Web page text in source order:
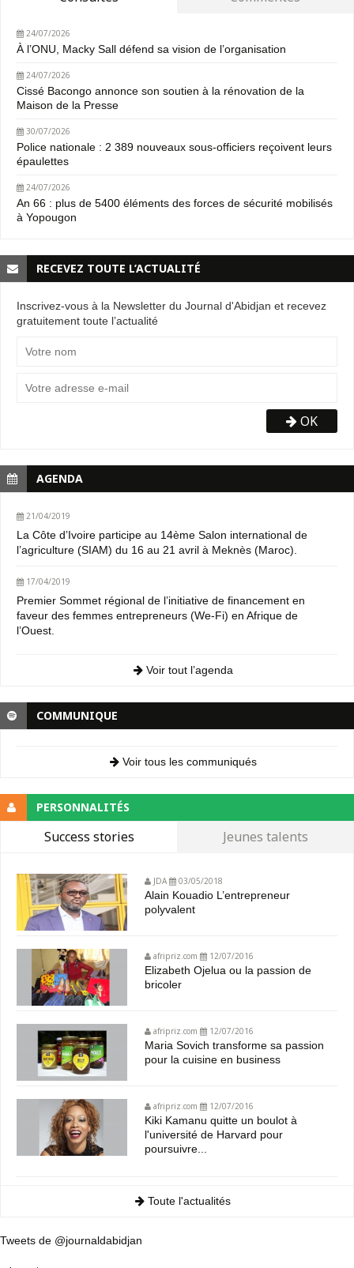
24/07/2026
À l’ONU, Macky Sall défend sa vision de l’organisation
24/07/2026
Cissé Bacongo annonce son soutien à la rénovation de la
Maison de la Presse
30/07/2026
Police nationale : 2 389 nouveaux sous-officiers reçoivent leurs
épaulettes
24/07/2026
An 66 : plus de 5400 éléments des forces de sécurité mobilisés
à Yopougon
RECEVEZ TOUTE L’ACTUALITÉ
Inscrivez-vous à la Newsletter du Journal d'Abidjan et recevez
gratuitement toute l’actualité
OK
AGENDA
21/04/2019
La Côte d’Ivoire participe au 14ème Salon international de
l’agriculture (SIAM) du 16 au 21 avril à Meknès (Maroc).
17/04/2019
Premier Sommet régional de l’initiative de financement en
faveur des femmes entrepreneurs (We-Fi) en Afrique de
l’Ouest.
Voir tout l’agenda
COMMUNIQUE
Voir tous les communiqués
PERSONNALITÉS
Success stories Jeunes talents
JDA 03/05/2018
Alain Kouadio L’entrepreneur
polyvalent
afripriz.com 12/07/2016
Elizabeth Ojelua ou la passion de
bricoler
afripriz.com 12/07/2016
Maria Sovich transforme sa passion
pour la cuisine en business
afripriz.com 12/07/2016
Kiki Kamanu quitte un boulot à
l'université de Harvard pour
poursuivre...
Toute l'actualités
Tweets de @journaldabidjan